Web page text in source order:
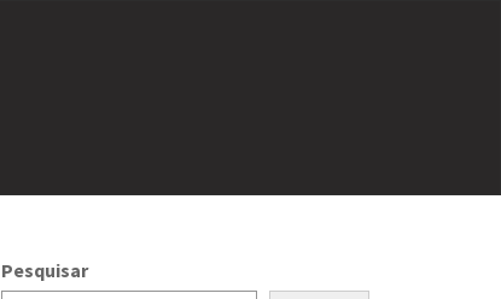
Pesquisar